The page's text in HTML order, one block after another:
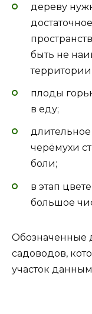
дереву
быть не
плоды
в еду;
черёмухи
боли;
в этап
большое
Обозначенные
садоводов,
участок